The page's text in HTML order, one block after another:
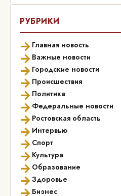
РУБРИКИ
→ Главная новость
→ Важные новости
→ Городские новости
→ Происшествия
→ Политика
→ Федеральные новости
→ Ростовская область
→ Интервью
→ Спорт
→ Культура
→ Образование
→Здоровье
Бизнес